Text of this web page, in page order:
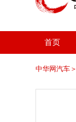
首页
中华网汽车＞